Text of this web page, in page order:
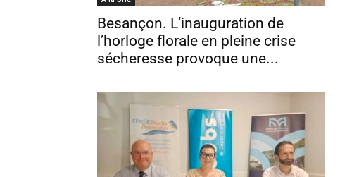
Besançon. L’inauguration de
l’horloge florale en pleine crise
sécheresse provoque une...